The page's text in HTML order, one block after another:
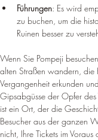
Führungen: Es wird
zu buchen, um die
Ruinen besser zu
Wenn Sie Pompeji
alten Straßen wandern, die
Vergangenheit erkunden
Gipsabgüsse der Opfer des
ist ein Ort, der die
Besucher aus der ganzen
nicht, Ihre Tickets im